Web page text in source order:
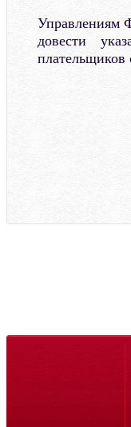
Управлениям
довести
плательщиков